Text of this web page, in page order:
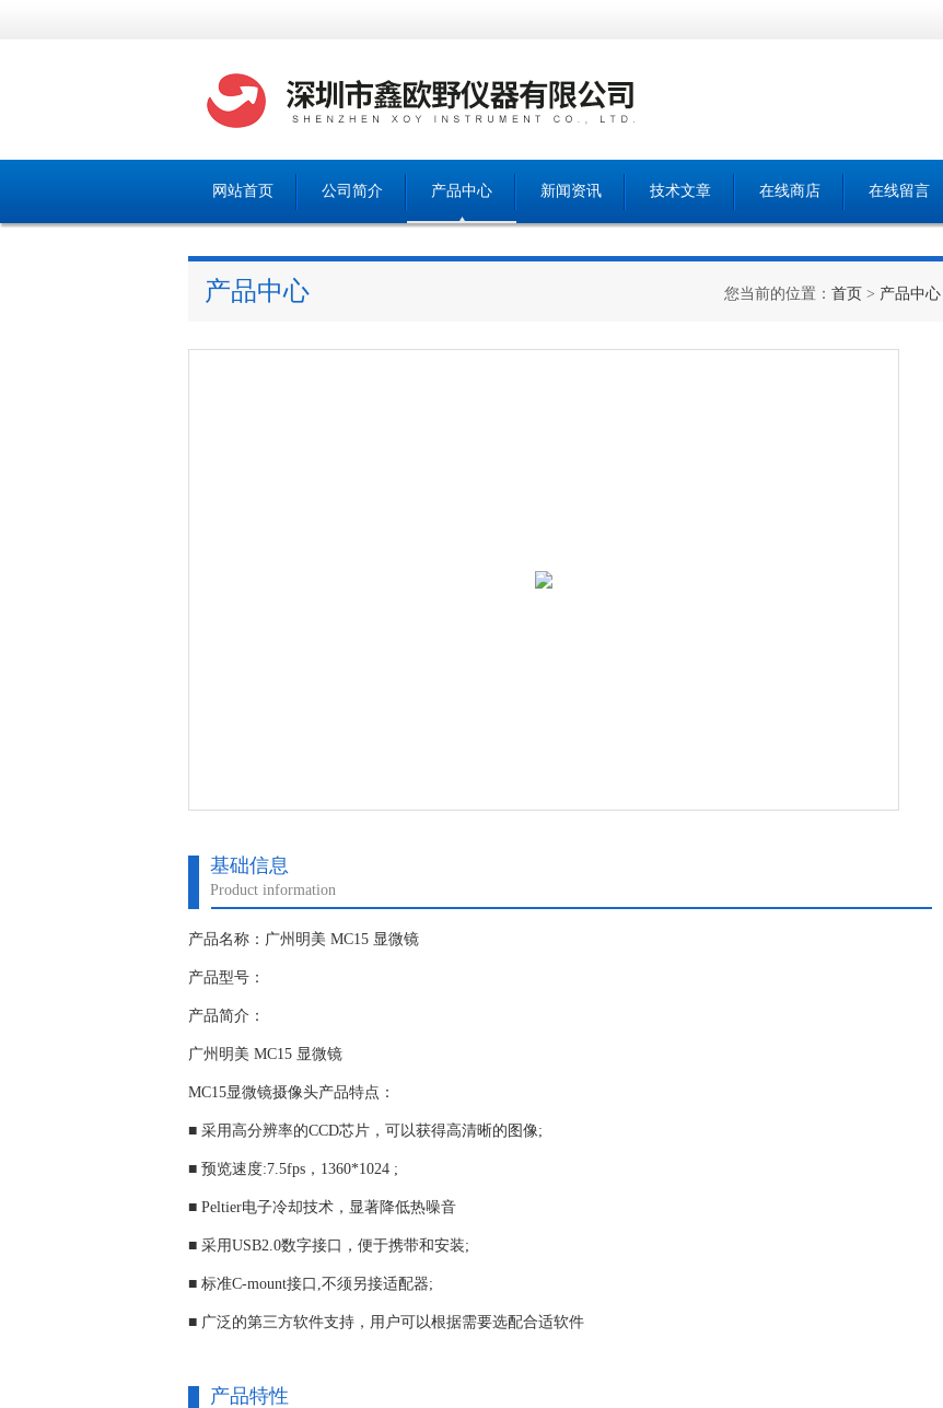
网站首页 公司简介 产品中心 新闻资讯 技术文章 在线商店 在线留言
产品中心 您当前的位置： 首页 > 产品中心
基础信息
Product information
产品名称：广州明美 MC15 显微镜
产品型号：
产品简介：
广州明美 MC15 显微镜
MC15显微镜摄像头产品特点：
■ 采用高分辨率的CCD芯片，可以获得高清晰的图像;
■ 预览速度:7.5fps，1360*1024 ;
■ Peltier电子冷却技术，显著降低热噪音
■ 采用USB2.0数字接口，便于携带和安装;
■ 标准C-mount接口,不须另接适配器;
■ 广泛的第三方软件支持，用户可以根据需要选配合适软件
产品特性